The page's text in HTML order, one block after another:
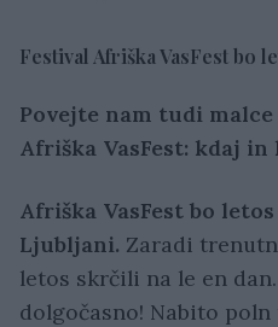
Festival Afriška VasFest bo
Povejte nam tudi
Afriška VasFest: kdaj in
Afriška VasFest bo
Ljubljani. Zaradi
letos skrčili na le en
dolgočasno! Nabito